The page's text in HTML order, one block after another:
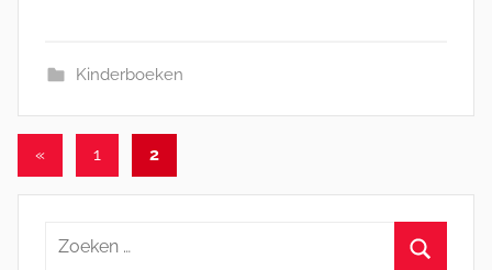
Kinderboeken
Berichten
paginering
«Vorige1 2
Zoeken